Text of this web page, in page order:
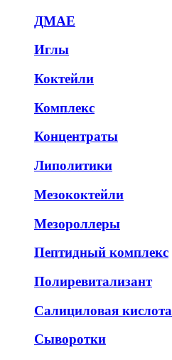
ДМАЕ
Иглы
Коктейли
Комплекс
Концентраты
Липолитики
Мезококтейли
Мезороллеры
Пептидный комплекс
Полиревитализант
Салициловая кислота
Сыворотки